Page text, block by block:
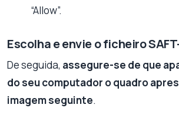
“Allow”.
Escolha e envie o ficheiro
De seguida, assegure-se de que
do seu computador o quadro
imagem seguinte.